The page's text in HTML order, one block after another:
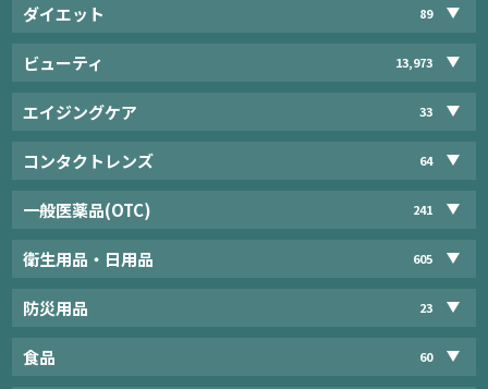
ダイエット 89
ビューティ 13,973
エイジングケア 33
コンタクトレンズ 64
一般医薬品(OTC) 241
衛生用品・日用品 605
防災用品 23
食品 60